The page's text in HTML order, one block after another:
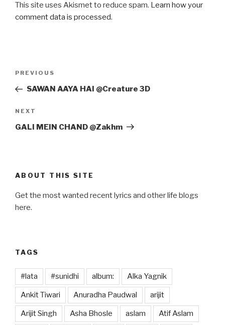
This site uses Akismet to reduce spam. Learn how your
comment data is processed.
Previous
Post
PREVIOUS
SAWAN AAYA HAI @Creature 3D
Next
Post
NEXT
GALI MEIN CHAND @Zakhm
ABOUT THIS SITE
Get the most wanted recent lyrics and other life blogs
here.
TAGS
#lata #sunidhi album: Alka Yagnik
Ankit Tiwari Anuradha Paudwal arijit
Arijit Singh Asha Bhosle aslam Atif Aslam